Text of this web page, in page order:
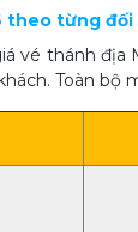
theo từng
vé thánh
Toàn bộ